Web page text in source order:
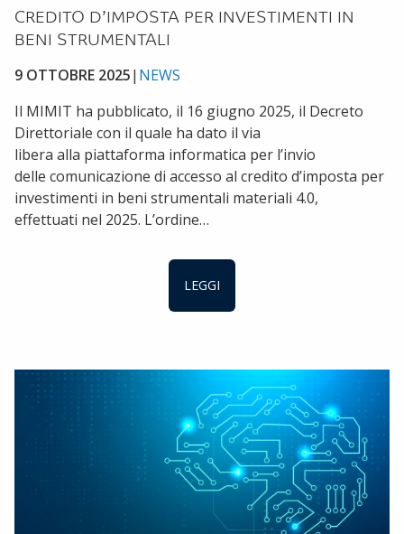
CREDITO D’IMPOSTA PER INVESTIMENTI IN
BENI STRUMENTALI
9 OTTOBRE 2025| NEWS
Il MIMIT ha pubblicato, il 16 giugno 2025, il Decreto
Direttoriale con il quale ha dato il via
libera alla piattaforma informatica per l’invio
delle comunicazione di accesso al credito d’imposta per
investimenti in beni strumentali materiali 4.0,
effettuati nel 2025. L’ordine…
LEGGI